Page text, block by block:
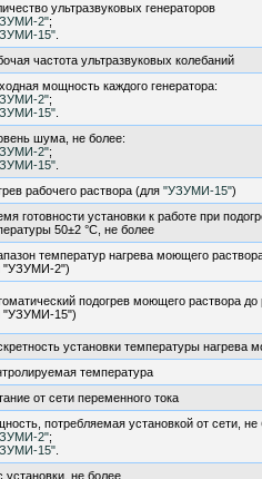
ультразвуковых генераторов
2";
15".
частота ультразвуковых колебаний
мощность каждого генератора:
2";
15".
шума, не более:
2";
15".
рабочего раствора (для "УЗУМИ-15")
готовности установки к работе при
50±2 °С, не более
температур нагрева моющего
"УЗУМИ-2")
подогрев моющего раствора
"УЗУМИ-15")
установки температуры нагрева
температура
от сети переменного тока
потребляемая установкой от сети, не
2";
15".
установки, не более